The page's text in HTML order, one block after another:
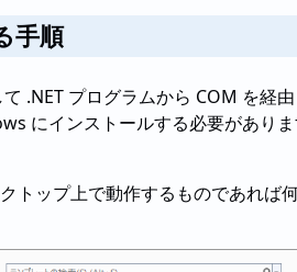
手順
.NET プログラムから COM を経
にインストールする必要があり
ップ上で動作するものであれば